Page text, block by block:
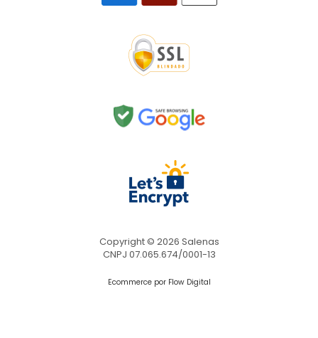
Copyright © 2026 Salenas
CNPJ 07.065.674/0001-13
Ecommerce por Flow Digital